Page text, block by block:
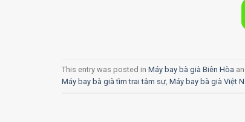
This entry was posted in Máy bay bà già Biên Hòa
Máy bay bà già tìm trai tâm sự Máy bay bà già Việt